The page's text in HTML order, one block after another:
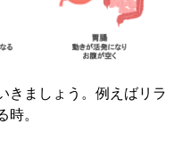
きましょう。例えばリラ
時。